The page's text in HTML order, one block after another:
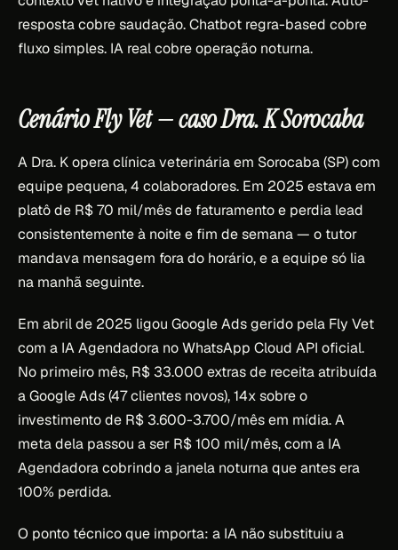
resposta cobre saudação. Chatbot regra-based cobre
fluxo simples. IA real cobre operação noturna.
Cenário Fly Vet — caso Dra. K Sorocaba
A Dra. K opera clínica veterinária em Sorocaba (SP) com
equipe pequena, 4 colaboradores. Em 2025 estava em
platô de R$ 70 mil/mês de faturamento e perdia lead
consistentemente à noite e fim de semana — o tutor
mandava mensagem fora do horário, e a equipe só lia
na manhã seguinte.
Em abril de 2025 ligou Google Ads gerido pela Fly Vet
com a IA Agendadora no WhatsApp Cloud API oficial.
No primeiro mês, R$ 33.000 extras de receita atribuída
a Google Ads (47 clientes novos), 14x sobre o
investimento de R$ 3.600-3.700/mês em mídia. A
meta dela passou a ser R$ 100 mil/mês, com a IA
Agendadora cobrindo a janela noturna que antes era
100% perdida.
O ponto técnico que importa: a IA não substituiu a